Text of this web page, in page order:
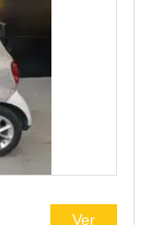
Ver